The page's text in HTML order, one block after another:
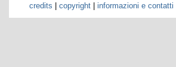
credits | copyright| informazioni e contatti